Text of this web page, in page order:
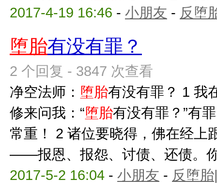
2017-4-19 16:46 - 小朋友 - 反堕
堕胎有没有罪？
2 个回复 - 3847 次查看
净空法师： 堕胎有没有罪？ 1 我
修来问我：“堕胎有没有罪？”有
常重！ 2 诸位要晓得，佛在经上
——报恩、报怨、讨债、还债。
2017-5-2 16:04 - 小朋友 - 反堕